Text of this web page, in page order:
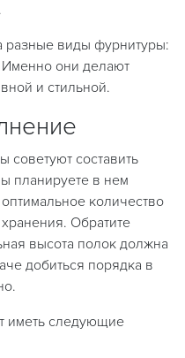
разные виды фурнитуры:
они делают
и стильной.
советуют составить
планируете в нем
количество
Обратите
высота полок должна
добиться порядка в
иметь следующие